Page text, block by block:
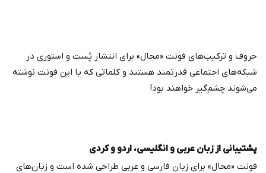
حروف و ترکیب‌های فونت «محال» برای انتشار پُست و استوری در
شبکه‌های اجتماعی قدرتمند هستند و کلماتی که با این فونت نوشته
می‌شوند چشم‌گیر خواهند بود!
پشتیبانی از زبان عربی و انگلیسی، اردو و کردی
فونت «محال» برای زبان فارسی و عربی طراحی شده است و زبان‌های